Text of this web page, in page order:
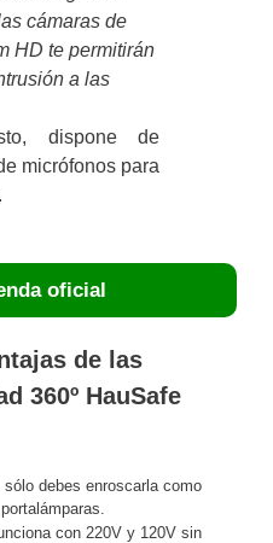
cámaras de
HD te permitirán
a las
dispone de
micrófonos para
oficial
de las
360º HauSafe
debes enroscarla como
con 220V y 120V sin